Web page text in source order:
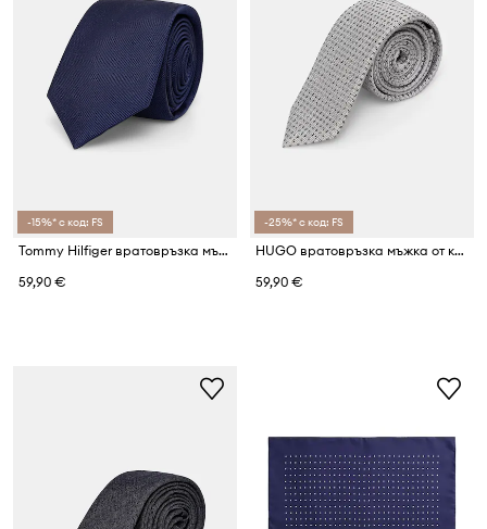
-15%* с код: FS
Tommy Hilfiger вратовръзка мъжка от коприна
59,90 €
-25%* с код: FS
HUGO вратовръзка мъжка от коприна Tie cm 6
59,90 €